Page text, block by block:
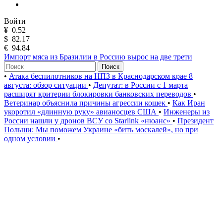
Войти
¥ 0.52
$ 82.17
€ 94.84
Импорт мяса из Бразилии в Россию вырос на две трети
Поиск
• Атака беспилотников на НПЗ в Краснодарском крае 8
августа: обзор ситуации • Депутат: в России с 1 марта
расширят критерии блокировки банковских переводов •
Ветеринар объяснила причины агрессии кошек • Как Иран
укоротил «длинную руку» авианосцев США • Инженеры из
России нашли у дронов ВСУ со Starlink «нюанс» • Президент
Польши: Мы поможем Украине «бить москалей», но при
одном условии •